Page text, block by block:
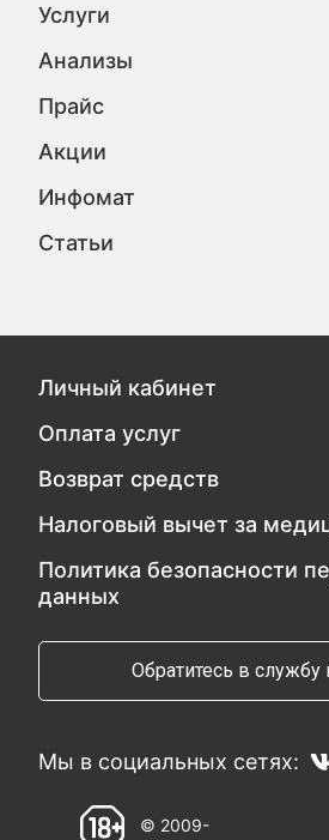
Услуги
Анализы
Прайс
Акции
Инфомат
Статьи
Личный кабинет
Оплата услуг
Возврат средств
Налоговый вычет за
Политика безопасности
данных
Обратитесь в службу
Мы в социальных сетях:
© 2009-